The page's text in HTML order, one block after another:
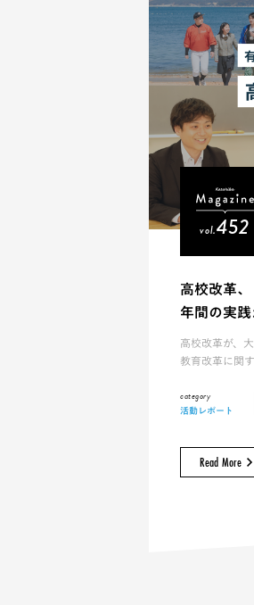
vol.452
高校改革
年間の実
高校改革が、
教育改革に関
活動レポート
Read More